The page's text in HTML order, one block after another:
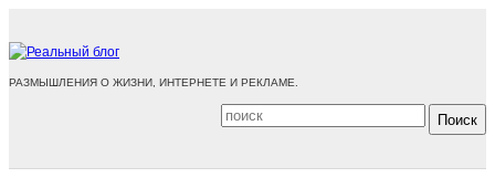
РАЗМЫШЛЕНИЯ О ЖИЗНИ, ИНТЕРНЕТЕ И РЕКЛАМЕ.